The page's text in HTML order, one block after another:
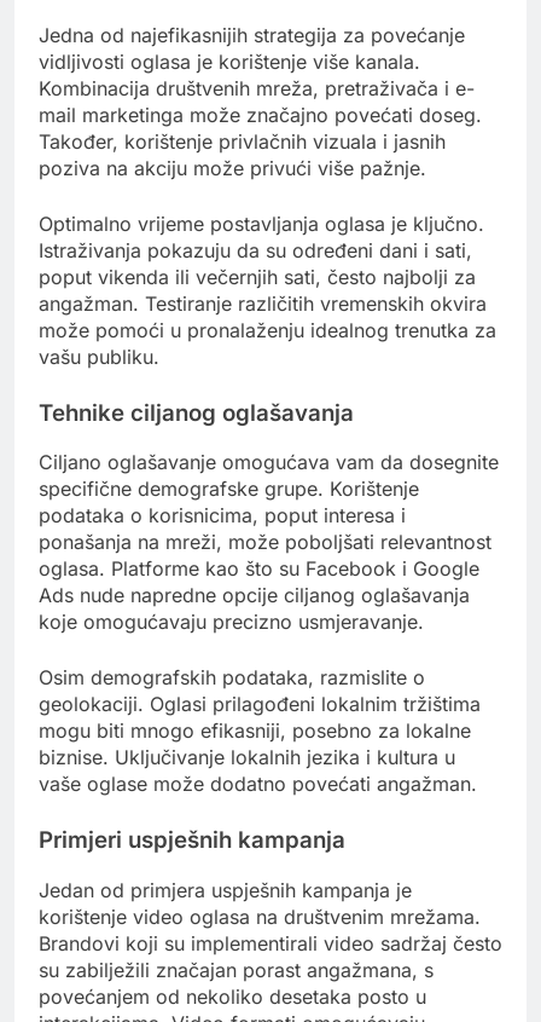
Jedna od najefikasnijih strategija za povećanje
vidljivosti oglasa je korištenje više kanala.
Kombinacija društvenih mreža, pretraživača i e-
mail marketinga može značajno povećati doseg.
Također, korištenje privlačnih vizuala i jasnih
poziva na akciju može privući više pažnje.
Optimalno vrijeme postavljanja oglasa je ključno.
Istraživanja pokazuju da su određeni dani i sati,
poput vikenda ili večernjih sati, često najbolji za
angažman. Testiranje različitih vremenskih okvira
može pomoći u pronalaženju idealnog trenutka za
vašu publiku.
Tehnike ciljanog oglašavanja
Ciljano oglašavanje omogućava vam da dosegnite
specifične demografske grupe. Korištenje
podataka o korisnicima, poput interesa i
ponašanja na mreži, može poboljšati relevantnost
oglasa. Platforme kao što su Facebook i Google
Ads nude napredne opcije ciljanog oglašavanja
koje omogućavaju precizno usmjeravanje.
Osim demografskih podataka, razmislite o
geolokaciji. Oglasi prilagođeni lokalnim tržištima
mogu biti mnogo efikasniji, posebno za lokalne
biznise. Uključivanje lokalnih jezika i kultura u
vaše oglase može dodatno povećati angažman.
Primjeri uspješnih kampanja
Jedan od primjera uspješnih kampanja je
korištenje video oglasa na društvenim mrežama.
Brandovi koji su implementirali video sadržaj često
su zabilježili značajan porast angažmana, s
povećanjem od nekoliko desetaka posto u